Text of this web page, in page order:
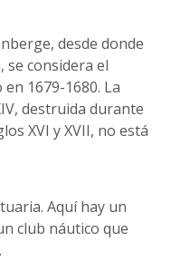
desde donde
se considera el
1679-1680. La
destruida durante
XVI y XVII, no está
Aquí hay un
club náutico que